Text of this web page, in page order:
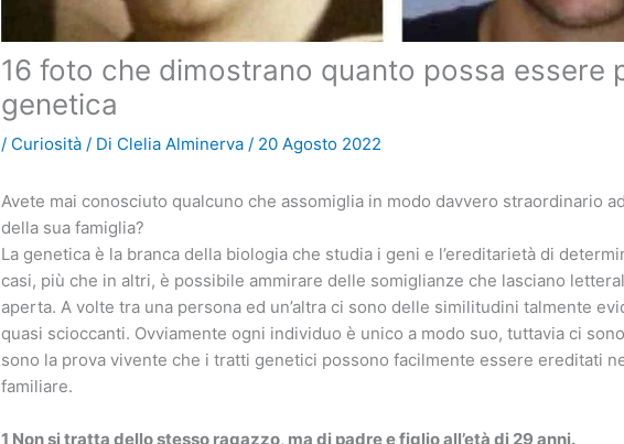
16 foto che dimostrano quanto possa essere
genetica
/ Curiosità / Di Clelia Alminerva / 20 Agosto 2022
Avete mai conosciuto qualcuno che assomiglia in modo davvero straordinario
della sua famiglia?
La genetica è la branca della biologia che studia i geni e l’ereditarietà di
casi, più che in altri, è possibile ammirare delle somiglianze che lasciano
aperta. A volte tra una persona ed un’altra ci sono delle similitudini talmente
quasi scioccanti. Ovviamente ogni individuo è unico a modo suo, tuttavia ci
sono la prova vivente che i tratti genetici possono facilmente essere ereditati
familiare.
1 Non si tratta dello stesso ragazzo, ma di padre e figlio all’età di 29 anni.